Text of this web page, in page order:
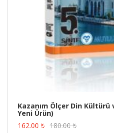
Kazanım Ölçer Din Kültürü
Yeni Ürün)
162.00 ₺ 180.00₺